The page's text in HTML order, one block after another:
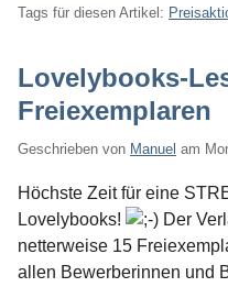
Tags für diesen Artikel:
Lovelybooks-
Freiexemplaren
Geschrieben von Manuel am
Höchste Zeit für eine
Lovelybooks!
Der
netterweise 15
allen Bewerberinnen und